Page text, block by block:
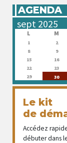
AGENDA
L M
1 2
8
9
15
16
22
23
29
30
Le kit
de
Accédez
débuter dans